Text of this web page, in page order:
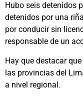
Hubo seis detenidos
detenidos por una
por conducir sin
responsable de un
Hay que destacar
las provincias del
a nivel regional.